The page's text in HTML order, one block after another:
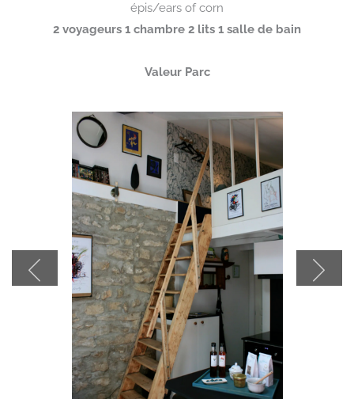
épis/ears of corn
2 voyageurs 1 chambre 2 lits 1 salle de bain
Valeur Parc